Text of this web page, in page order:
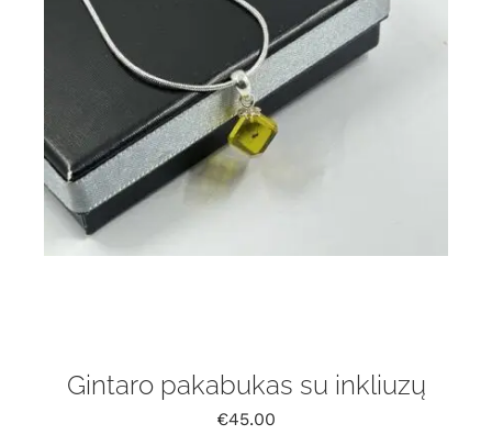
Gintaro pakabukas su inkliuzų
€45.00